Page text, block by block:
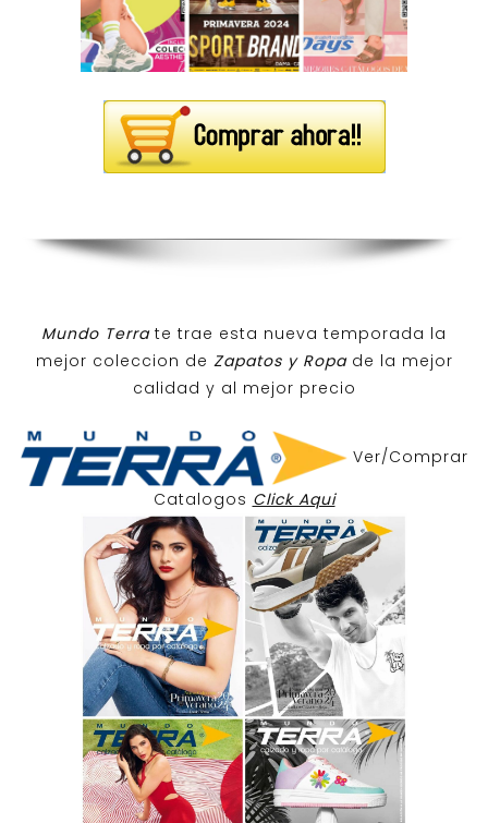
Mundo Terra te trae esta nueva temporada la
mejor coleccion de Zapatos y Ropa de la mejor
calidad y al mejor precio
Ver/Comprar
Catalogos Click Aqui